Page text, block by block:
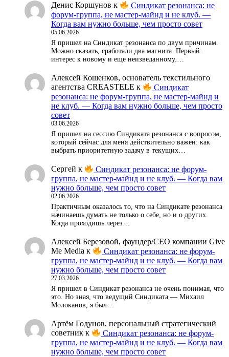
Денис Коршунов к
Синдикат резонанса: не
форум-группа, не мастер-майнд и не клуб. —
Когда вам нужно больше, чем просто совет
05.06.2026
Я пришел на Синдикат резонанса по двум причинам.
Можно сказать, сработали два магнита. Первый:
интерес к новому и еще неизведанному.…
Алексей Кошенков, основатель текстильного
агентства CREASTELE к
Синдикат
резонанса: не форум-группа, не мастер-майнд и
не клуб. — Когда вам нужно больше, чем просто
совет
03.06.2026
Я пришел на сессию Синдиката резонанса с вопросом,
который сейчас для меня действительно важен: как
выбрать приоритетную задачу в текущих…
Сергей к
Синдикат резонанса: не форум-
группа, не мастер-майнд и не клуб. — Когда вам
нужно больше, чем просто совет
02.06.2026
Практичным оказалось то, что на Синдикате резонанса
начинаешь думать не только о себе, но и о других.
Когда проходишь через…
Алексей Березовой, фаундер/СЕО компании Give
Me Media к
Синдикат резонанса: не форум-
группа, не мастер-майнд и не клуб. — Когда вам
нужно больше, чем просто совет
27.03.2026
Я пришел в Синдикат резонанса не очень понимая, что
это. Но зная, что ведущий Синдиката — Михаил
Молоканов, я был…
Артём Годунов, персональный стратегический
советник к
Синдикат резонанса: не форум-
группа, не мастер-майнд и не клуб. — Когда вам
нужно больше, чем просто совет